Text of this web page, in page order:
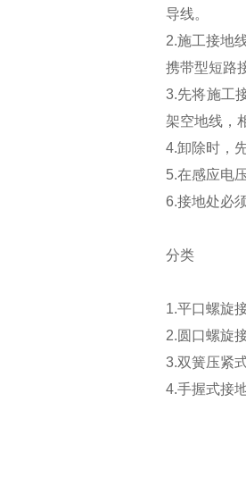
导线。
2.施工接地
携带型短路
3.先将施工
架空地线，
4.卸除时，
5.在感应电
6.接地处必
分类
1.平口螺旋
2.圆口螺旋
3.双簧压紧
4.手握式接